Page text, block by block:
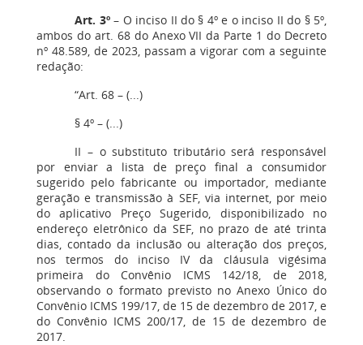
Art. 3º– O inciso II do § 4º e o inciso II do § 5º,
ambos do art. 68 do Anexo VII da Parte 1 do Decreto
nº 48.589, de 2023, passam a vigorar com a seguinte
redação:
“Art. 68 – (...)
§ 4º – (...)
II – o substituto tributário será responsável
por enviar a lista de preço final a consumidor
sugerido pelo fabricante ou importador, mediante
geração e transmissão à SEF, via internet, por meio
do aplicativo Preço Sugerido, disponibilizado no
endereço eletrônico da SEF, no prazo de até trinta
dias, contado da inclusão ou alteração dos preços,
nos termos do inciso IV da cláusula vigésima
primeira do Convênio ICMS 142/18, de 2018,
observando o formato previsto no Anexo Único do
Convênio ICMS 199/17, de 15 de dezembro de 2017, e
do Convênio ICMS 200/17, de 15 de dezembro de
2017.